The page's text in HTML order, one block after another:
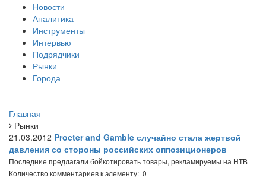
Новости
Аналитика
Инструменты
Интервью
Подрядчики
Рынки
Города
Главная
Рынки
21.03.2012 Procter and Gamble случайно стала жертвой
давления со стороны российских оппозиционеров
Последние предлагали бойкотировать товары, рекламируемы на НТВ
Количество комментариев к элементу: 0